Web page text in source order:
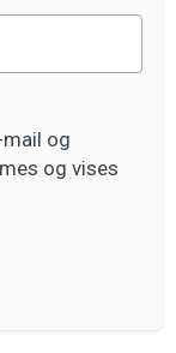
og
og vises